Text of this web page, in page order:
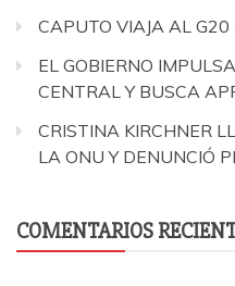
CAPUTO VIAJA AL G20
EL GOBIERNO
CENTRAL Y BUSCA
CRISTINA KIRCHNER
LA ONU Y DENUNCIÓ
COMENTARIOS